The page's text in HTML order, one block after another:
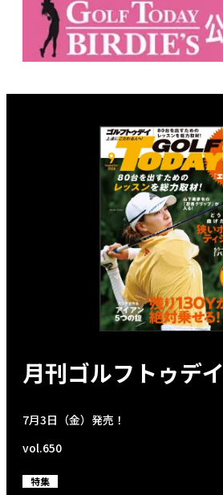
月刊ゴルフトゥデイ
7月3日（金）発売！
vol.650
特集